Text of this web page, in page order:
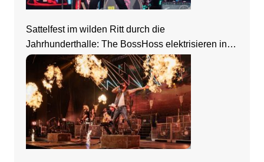
Sattelfest im wilden Ritt durch die
Jahrhunderthalle: The BossHoss elektrisieren in
Frankfurt